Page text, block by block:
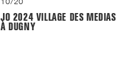
JO 2024 VILLAGE DES MEDIAS
À DUGNY